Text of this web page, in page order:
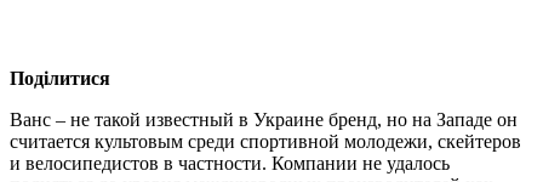
Поділитися
Ванс – не такой известный в Украине бренд, но на Западе он
считается культовым среди спортивной молодежи, скейтеров
и велосипедистов в частности. Компании не удалось